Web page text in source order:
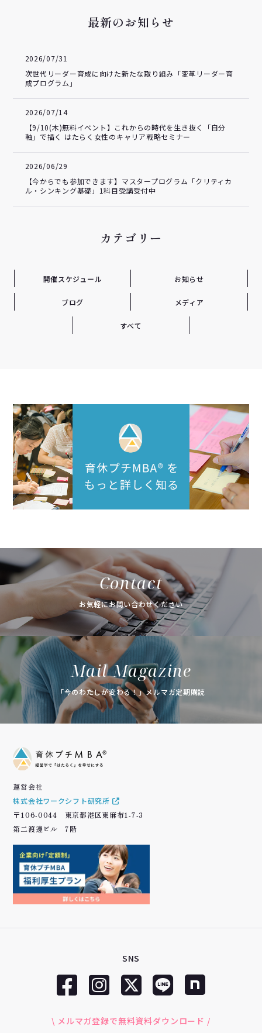
最新のお知らせ
2026/07/31
次世代リーダー育成に向けた新たな取り組み「変革リーダー育
成プログラム」
2026/07/14
【9/10(木)無料イベント】これからの時代を生き抜く「自分
軸」で描く はたらく女性のキャリア戦略セミナー
2026/06/29
【今からでも参加できます】マスタープログラム「クリティカ
ル・シンキング基礎」1科目受講受付中
カテゴリー
開催スケジュール お知らせ
ブログ メディア
すべて
Contact
お気軽にお問い合わせください
Mail Magazine
「今のわたしが変わる！」メルマガ定期購読
運営会社
株式会社ワークシフト研究所
〒106-0044 東京都港区東麻布1-7-3
第二渡邊ビル 7階
SNS
\ メルマガ登録で無料資料ダウンロード /